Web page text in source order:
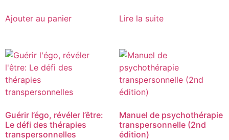
Ajouter au panier Lire la suite
Guérir l’égo, révéler l’être:
Le défi des thérapies
transpersonnelles
Manuel de psychothérapie
transpersonnelle (2nd
édition)